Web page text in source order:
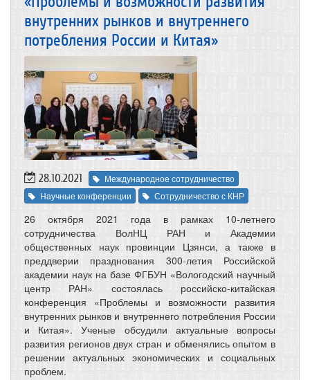
внутренних рынков и внутреннего
потребления России и Китая»
28.10.2021
Международное сотрудничество
Научные конференции
Сотрудничество с КНР
26 октября 2021 года в рамках 10-летнего
сотрудничества ВолНЦ РАН и Академии
общественных наук провинции Цзянси, а также в
преддверии празднования 300-летия Российской
академии наук на базе ФГБУН «Вологодский научный
центр РАН» состоялась российско-китайская
конференция «Проблемы и возможности развития
внутренних рынков и внутреннего потребления России
и Китая». Ученые обсудили актуальные вопросы
развития регионов двух стран и обменялись опытом в
решении актуальных экономических и социальных
проблем.